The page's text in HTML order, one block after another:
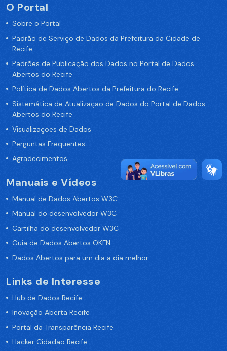
O Portal
Sobre o Portal
Padrão de Serviço de Dados da Prefeitura da Cidade de
Recife
Padrões de Publicação dos Dados no Portal de Dados
Abertos do Recife
Política de Dados Abertos da Prefeitura do Recife
Sistemática de Atualização de Dados do Portal de Dados
Abertos do Recife
Visualizações de Dados
Perguntas Frequentes
Agradecimentos
Manuais e Vídeos
Manual de Dados Abertos W3C
Manual do desenvolvedor W3C
Cartilha do desenvolvedor W3C
Guia de Dados Abertos OKFN
Dados Abertos para um dia a dia melhor
Links de Interesse
Hub de Dados Recife
Inovação Aberta Recife
Portal da Transparência Recife
Hacker Cidadão Recife